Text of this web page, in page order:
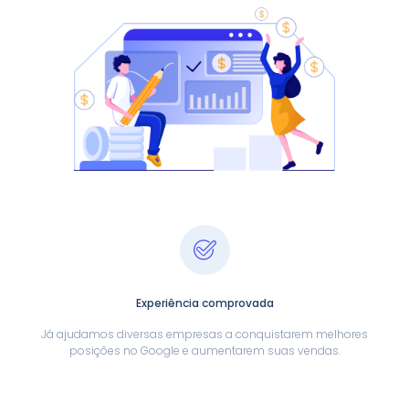
Experiência comprovada
Já ajudamos diversas empresas a conquistarem melhores
posições no Google e aumentarem suas vendas.